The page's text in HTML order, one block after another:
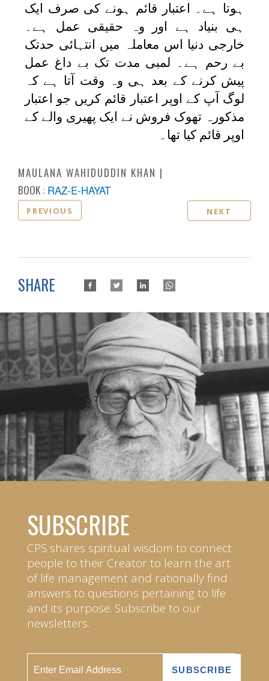
ہوتا ہے۔ اعتبار قائم ہونے کی صرف ایک
ہی بنیاد ہے اور وہ حقیقی عمل ہے۔
خارجی دنیا اس معاملہ میں انتہائی حدتک
بے رحم ہے۔ لمبی مدت تک بے داغ عمل
پیش کرنے کے بعد ہی وہ وقت آتا ہے کہ
لوگ آپ کے اوپر اعتبار قائم کریں جو اعتبار
مذکورہ تھوک فروش نے ایک پھیری والے کے
اوپر قائم کیا تھا۔
MAULANA WAHIDUDDIN KHAN
BOOK : RAZ-E-HAYAT
PREVIOUS NEXT
SHARE
SUBSCRIBE
CPS shares spiritual wisdom to connect
people to their Creator to learn the art
of life management and rationally find
answers to questions pertaining to life
and its purpose. Subscribe to our
newsletters.